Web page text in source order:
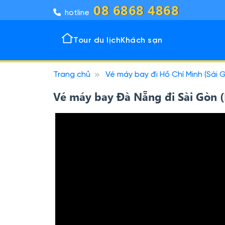
hotline 08 6868 4868
Tour du lịch
Tour
Đô
Khách sạn
Vịnh
Trang chủ Vé máy bay đi Hồ Chí Minh (Sài
Vé máy bay Đà Nẵng đi Sài Gòn